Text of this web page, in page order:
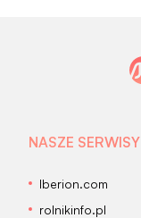
NASZE SERWISY
Iberion.com
rolnikinfo.pl